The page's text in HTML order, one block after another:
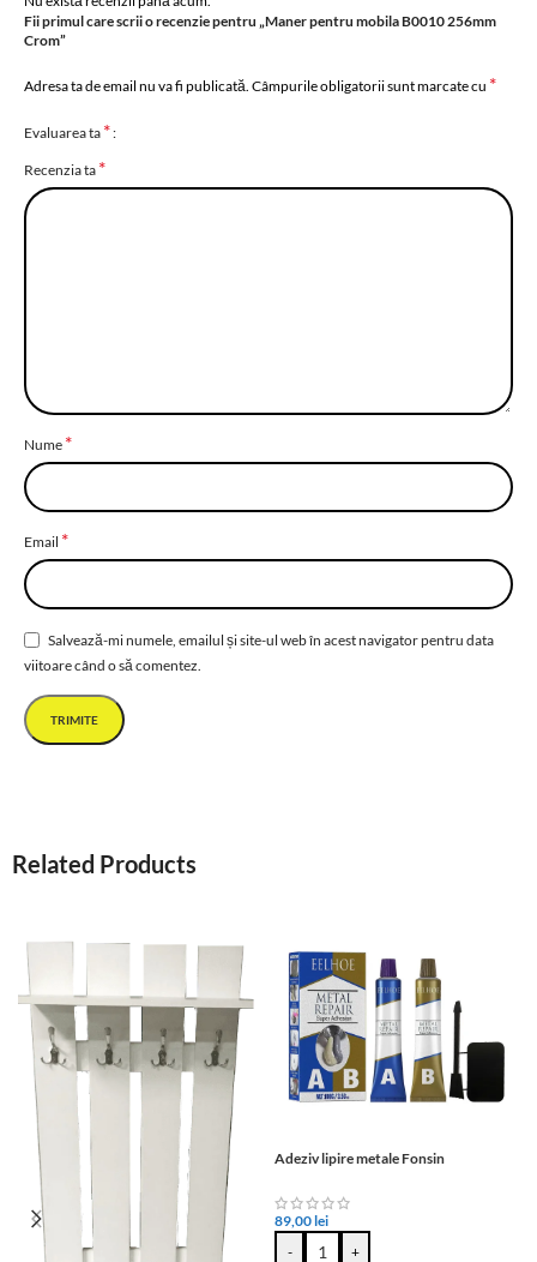
Fii primul care scrii o recenzie pentru „Maner pentru mobila B0010 256mm
Crom”
Adresa ta de email nu va fi publicată. Câmpurile obligatorii sunt marcate cu *
Evaluarea ta *
Recenzia ta *
Nume *
Email *
Salvează-mi numele, emailul și site-ul web în acest navigator pentru data
viitoare când o să comentez.
Related Products
Adeziv lipire metale Fonsin
89,00lei
-
+